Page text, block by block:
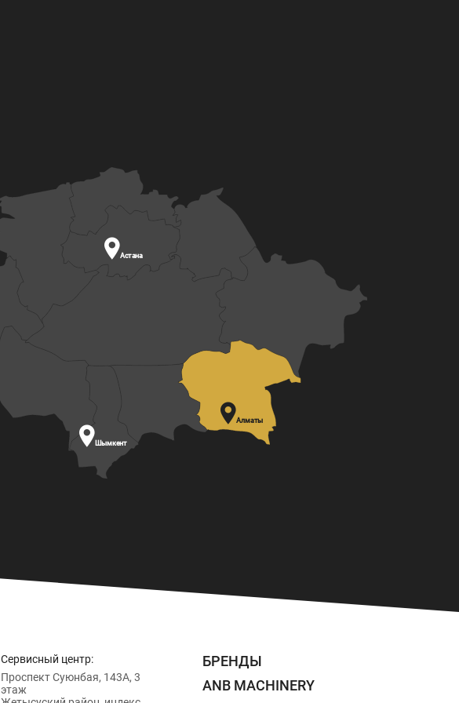
Алматы
Астана
 Шымкент
Сервисный центр:
Проспект Суюнбая, 143А, 3
этаж
БРЕНДЫ
ANB MACHINERY